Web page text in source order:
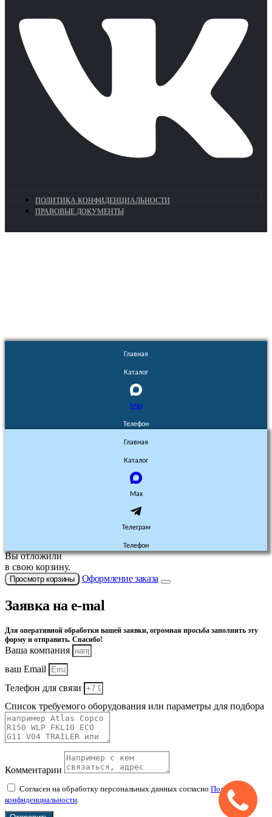
ПОЛИТИКА КОНФИДЕНЦИАЛЬНОСТИ
ПРАВОВЫЕ ДОКУМЕНТЫ
Главная
Каталог
Max
Телефон
Главная
Каталог
Max
Телеграм
Телефон
Вы отложили
в свою корзину.
Просмотр корзины Оформление заказа
Заявка на e-mal
Для оперативной обработки вашей заявки, огромная просьба заполнить эту
форму и отправить. Спасибо!
Ваша компания
ваш Email
Телефон для связи
Список требуемого оборудования или параметры для подбора
Комментарии
Согласен на обработку персональных данных согласно Политике
конфиденциальности.